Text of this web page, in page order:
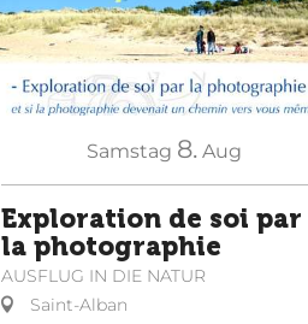
Samstag 8. Aug
Exploration de soi par
la photographie
AUSFLUG IN DIE NATUR
Saint-Alban